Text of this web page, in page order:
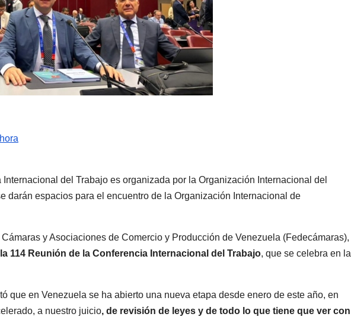
del Trabajo es organizada por la Organización Internacional del
darán espacios para el encuentro de la Organización Internacional de
y Asociaciones de Comercio y Producción de Venezuela (Fedecámaras),
114 Reunión de la Conferencia Internacional del Trabajo, que se celebra en la
que en Venezuela se ha abierto una nueva etapa desde enero de este año, en
a nuestro juicio, de revisión de leyes y de todo lo que tiene que ver con